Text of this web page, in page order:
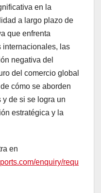
en la
a largo plazo de
que enfrenta
internacionales, las
negativa del
del comercio global
cómo se aborden
de si se logra un
estratégica y la
en
enquiry/requ